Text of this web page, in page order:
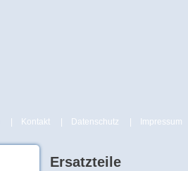
Kontakt Datenschutz Impressum
Ersatzteile